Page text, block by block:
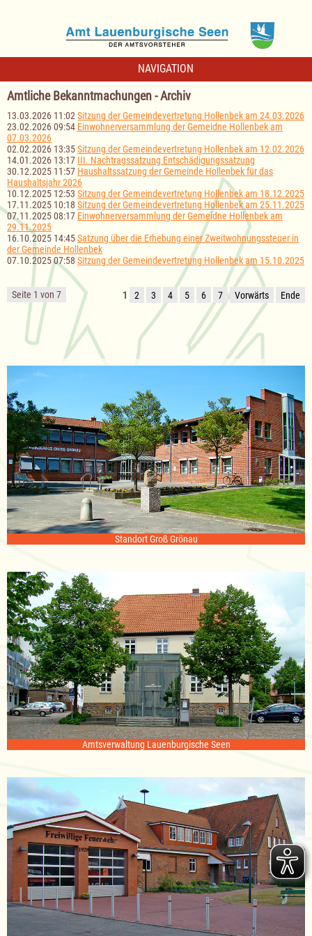
NAVIGATION
Amtliche Bekanntmachungen - Archiv
13.03.2026 11:02 Sitzung der Gemeindevertretung Hollenbek am 24.03.2026
23.02.2026 09:54 Einwohnerversammlung der Gemeidne Hollenbek am
07.03.2026
02.02.2026 13:35Sitzung der Gemeindevertretung Hollenbek am 12.02.2026
14.01.2026 13:17 III. Nachtragssatzung Entschädigungssatzung
30.12.2025 11:57 Haushaltssatzung der Gemeinde Hollenbek für das
Haushaltsjahr 2026
10.12.2025 12:53 Sitzung der Gemeindevertretung Hollenbek am 18.12.2025
17.11.2025 10:18 Sitzung der Gemeindevertretung Hollenbek am 25.11.2025
07.11.2025 08:17 Einwohnerversammlung der Gemeidne Hollenbek am
29.11.2025
16.10.2025 14:45Satzung über die Erhebung einer Zweitwohnungssteuer in
der Gemeinde Hollenbek
07.10.2025 07:58 Sitzung der Gemeindevertretung Hollenbek am 15.10.2025
Seite 1 von 7 1 2 3 4 5 6 7 Vorwärts Ende
Standort Groß Grönau
Amtsverwaltung Lauenburgische Seen